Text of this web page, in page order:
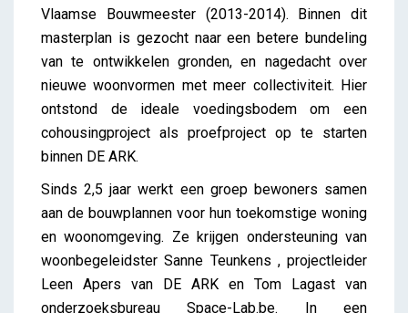
Vlaamse Bouwmeester (2013-2014). Binnen dit
masterplan is gezocht naar een betere bundeling
van te ontwikkelen gronden, en nagedacht over
nieuwe woonvormen met meer collectiviteit. Hier
ontstond de ideale voedingsbodem om een
cohousingproject als proefproject op te starten
binnen DE ARK.
Sinds 2,5 jaar werkt een groep bewoners samen
aan de bouwplannen voor hun toekomstige woning
en woonomgeving. Ze krijgen ondersteuning van
woonbegeleidster Sanne Teunkens , projectleider
Leen Apers van DE ARK en Tom Lagast van
onderzoeksbureauSpace-Lab.be. In een